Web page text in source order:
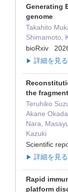
Generating
genome
Takahito
Shimamoto,
bioRxiv
▶ 詳細を見る
the
Teruhiko
Akane
Nara,
Kazuki
Scientific
▶ 詳細を見る
Rapid
platform